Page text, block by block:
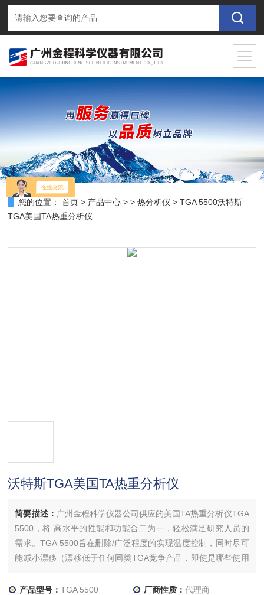
您的位置： 首页 > 产品中心 > >热分析仪 > TGA 5500沃特斯
TGA美国TA热重分析仪
沃特斯TGA美国TA热重分析仪
简要描述： 广州金程科学仪器公司供应的美国TA热重分析仪TGA
5500，将 高水平的性能和功能合二为一，轻松满足研究人员的
需求。TGA 5500旨在删除/广泛程度的实现温度控制，同时尽可
能减小漂移（漂移低于任何同类TGA竞争产品，即使是哪些使用
的加热和冷却速率。全新的自动进样器则树立了高生产力标准。
产品型号：TGA 5500 厂商性质： 代理商